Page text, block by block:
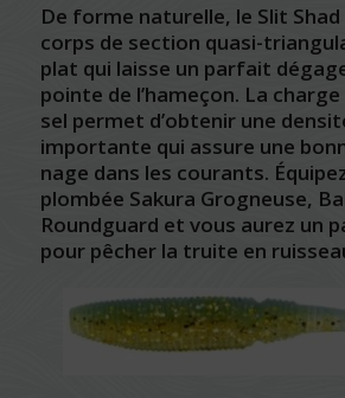
De forme naturelle, le Slit
corps de section quasi-
plat qui laisse un parfait
pointe de l’hameçon. La
sel permet d’obtenir une
importante qui assure une
nage dans les courants.
plombée Sakura Grogneuse,
Roundguard et vous aurez un
pour pêcher la truite en